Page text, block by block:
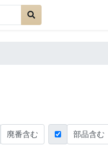
廃番含む 部品含む